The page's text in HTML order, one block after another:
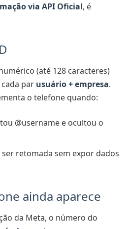
via API Oficial, é
(até 128 caracteres)
par usuário + empresa.
o telefone quando:
@username e ocultou o
retomada sem expor dados
ainda aparece
da Meta, o número do